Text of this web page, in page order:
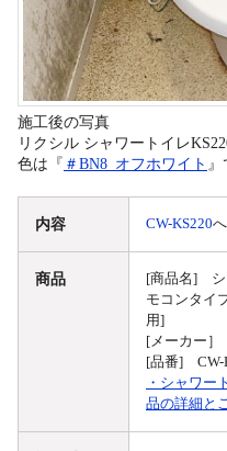
施工後の写真
リクシル シャワートイレ
色は『 ＃BN8_オフホワイト 』
内容 CW-KS220
商品
[商品名] シ
モコンタイ
用]
[メーカー
[品番] CW-
・シャワ
品の詳細と